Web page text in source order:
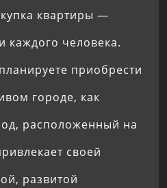
квартиры —
человека.
приобрести
городе, как
расположенный на
своей
развитой